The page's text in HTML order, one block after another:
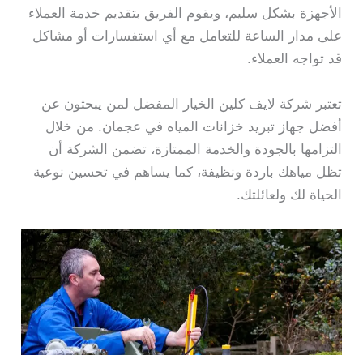
الأجهزة بشكل سليم، ويقوم الفريق بتقديم خدمة العملاء
على مدار الساعة للتعامل مع أي استفسارات أو مشاكل
قد تواجه العملاء.
تعتبر شركة لايف كلين الخيار المفضل لمن يبحثون عن
أفضل جهاز تبريد خزانات المياه في عجمان. من خلال
التزامها بالجودة والخدمة الممتازة، تضمن الشركة أن
تظل مياهك باردة ونظيفة، كما يساهم في تحسين نوعية
الحياة لك ولعائلتك.